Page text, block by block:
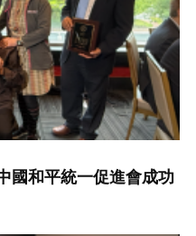
國和平統一促進會成功